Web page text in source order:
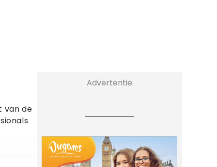
van de
Advertentie